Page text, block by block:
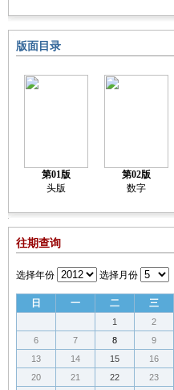
版面目录
第01版
头版
第02版
数字
往期查询
选择年份 选择月份
日 一 二 三
1 2
6
7 8 9
13
14 15 16
20
21 22 23